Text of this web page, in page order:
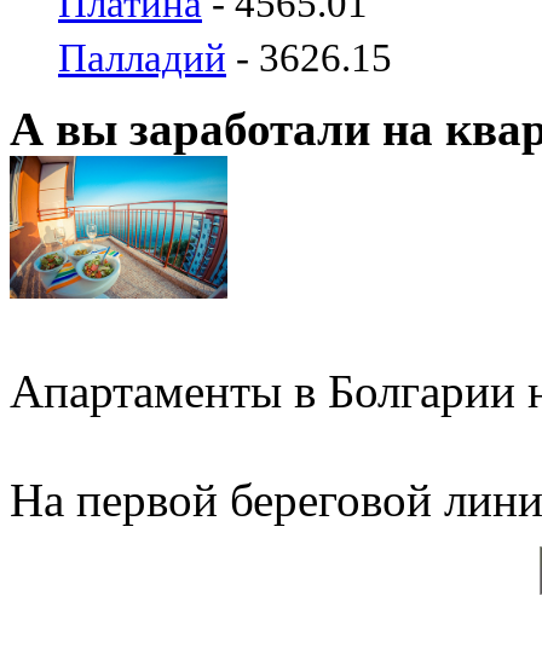
Палладий - 3626.15
А вы заработали на
Апартаменты в Болгарии
На первой береговой